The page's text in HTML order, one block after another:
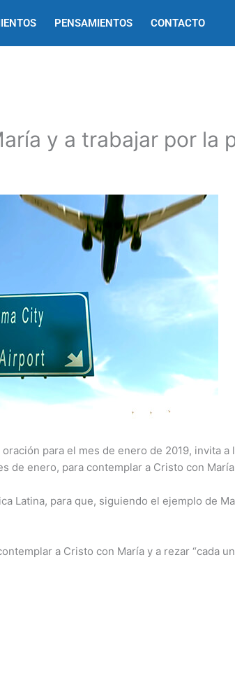
PENSAMIENTOS CONTACTO
y a trabajar por la
para el mes de enero de 2019, invita
de enero, para contemplar a Cristo con
Latina, para que, siguiendo el ejemplo de
a Cristo con María y a rezar “cada